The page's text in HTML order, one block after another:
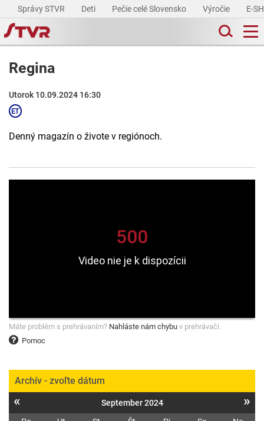
Správy STVR Deti Pečie celé Slovensko Výročie E-
Regina
Utorok 10.09.2024 16:30
Denný magazín o živote v regiónoch.
Pomoc
Máte problém s prehrávaním? Nahláste nám chybu v prehrávači.
Archív - zvoľte dátum
« September 2024 »